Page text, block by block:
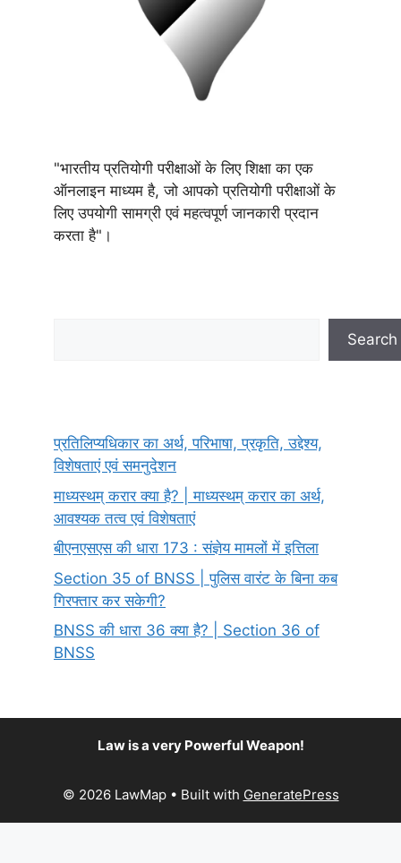
"भारतीय प्रतियोगी परीक्षाओं के लिए शिक्षा का एक
ऑनलाइन माध्यम है, जो आपको प्रतियोगी परीक्षाओं के
लिए उपयोगी सामग्री एवं महत्वपूर्ण जानकारी प्रदान
करता है"।
Search
प्रतिलिप्यधिकार का अर्थ, परिभाषा, प्रकृति, उद्देश्य,
विशेषताएं एवं समनुदेशन
माध्यस्थम् करार क्या है? | माध्यस्थम् करार का अर्थ,
आवश्यक तत्व एवं विशेषताएं
बीएनएसएस की धारा 173 : संज्ञेय मामलों में इत्तिला
Section 35 of BNSS | पुलिस वारंट के बिना कब
गिरफ्तार कर सकेगी?
BNSS की धारा 36 क्या है? | Section 36 of
BNSS
Law is a very Powerful Weapon!
© 2026 LawMap• Built with GeneratePress